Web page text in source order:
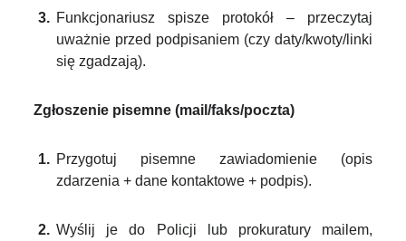
Funkcjonariusz spisze protokół – przeczytaj
uważnie przed podpisaniem (czy daty/kwoty/linki
się zgadzają).
Zgłoszenie pisemne (mail/faks/poczta)
Przygotuj pisemne zawiadomienie (opis
zdarzenia + dane kontaktowe + podpis).
Wyślij je do Policji lub prokuratury mailem,